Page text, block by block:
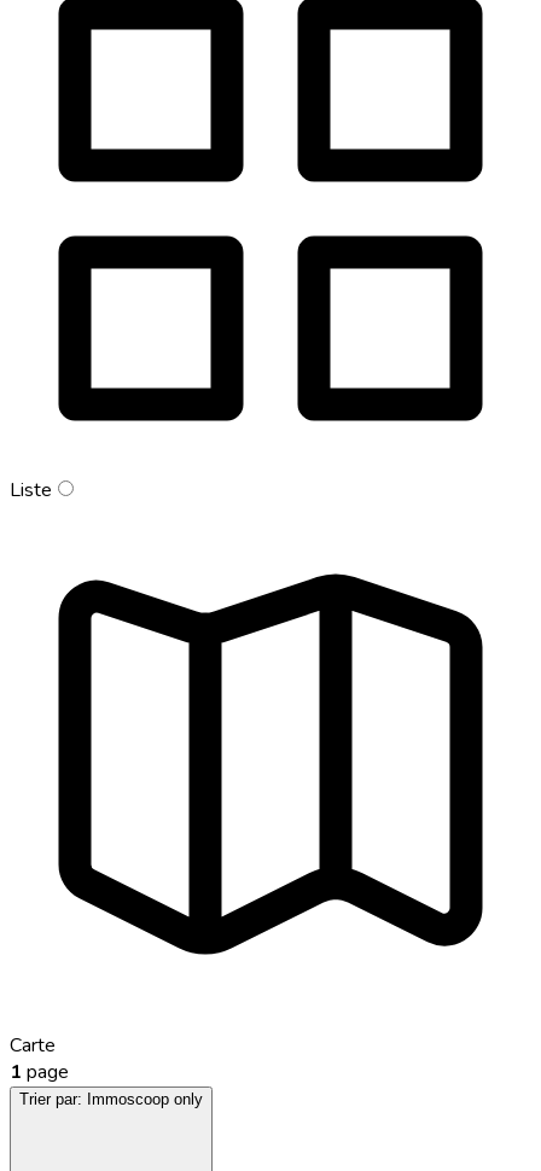
Liste
Carte
1 page
Trier par: Immoscoop only